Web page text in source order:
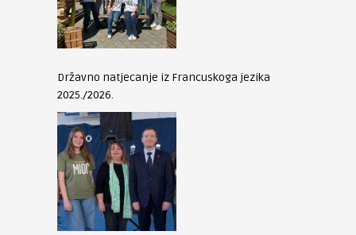
Državno natjecanje iz Francuskoga jezika
2025./2026.